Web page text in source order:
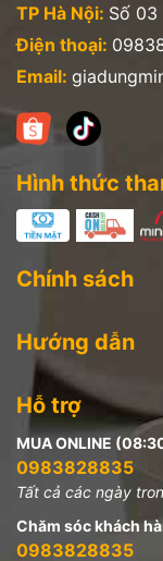
TP Hà Nội: Số 03
Điện thoại:
Email:
Hình thức
Chính sách
Hướng dẫn
Hỗ trợ
MUA ONLINE
0983828835
Tất cả các ngày
Chăm sóc khách
0983828835